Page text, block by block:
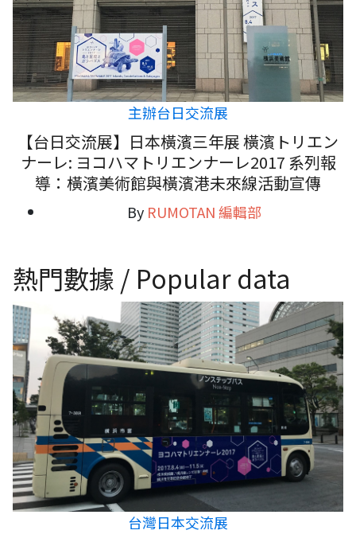
主辦台日交流展
【台日交流展】日本橫濱三年展 橫濱トリエン
ナーレ: ヨコハマトリエンナーレ2017 系列報
導：橫濱美術館與橫濱港未來線活動宣傳
By RUMOTAN 編輯部
熱門數據 / Popular data
台灣日本交流展